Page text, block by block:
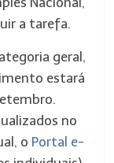
a tarefa.
geral,
estará
no
o Portal e-